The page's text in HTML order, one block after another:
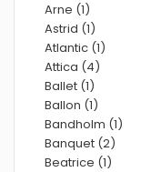
Arne (1)
Astrid (1)
Atlantic (1)
Attica (4)
Ballet (1)
Ballon (1)
Bandholm (1)
Banquet (2)
Beatrice (1)